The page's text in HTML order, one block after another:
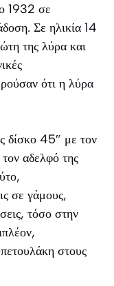
1932 σε
Σε ηλικία 14
της λύρα και
ότι η λύρα
δίσκο 45″ με τον
αδελφό της
σε γάμους,
τόσο στην
στους